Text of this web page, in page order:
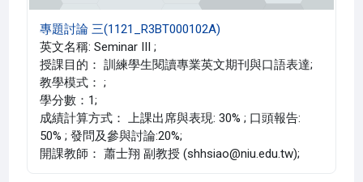
專題討論 三(1121_R3BT000102A)
英文名稱: Seminar III ;
授課目的： 訓練學生閱讀專業英文期刊與口語表達;
教學模式： ;
學分數：1;
成績計算方式： 上課出席與表現: 30% ; 口頭報告:
50% ; 發問及參與討論:20%;
開課教師： 蕭士翔 副教授 (shhsiao@niu.edu.tw);